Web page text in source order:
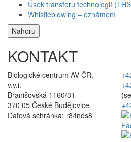
Úsek transferu technologií
Whistleblowing – oznámení
Nahoru
KONTAKT
Biologické centrum AV ČR,
v.v.i.
Branišovská 1160/31
370 05 České Budějovice
Datová schránka: r84nds8